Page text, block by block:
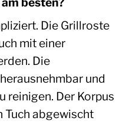
Die Grillroste
mit einer
Die
und
reinigen. Der Korpus
Tuch abgewischt